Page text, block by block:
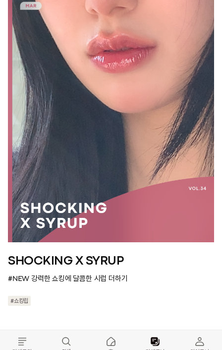
SHOCKING X SYRUP
#NEW 강력한 쇼킹에 달콤한 시럽 더하기
#쇼킹립